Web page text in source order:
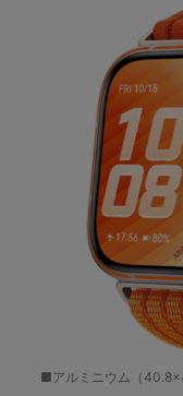
■アルミニウム（